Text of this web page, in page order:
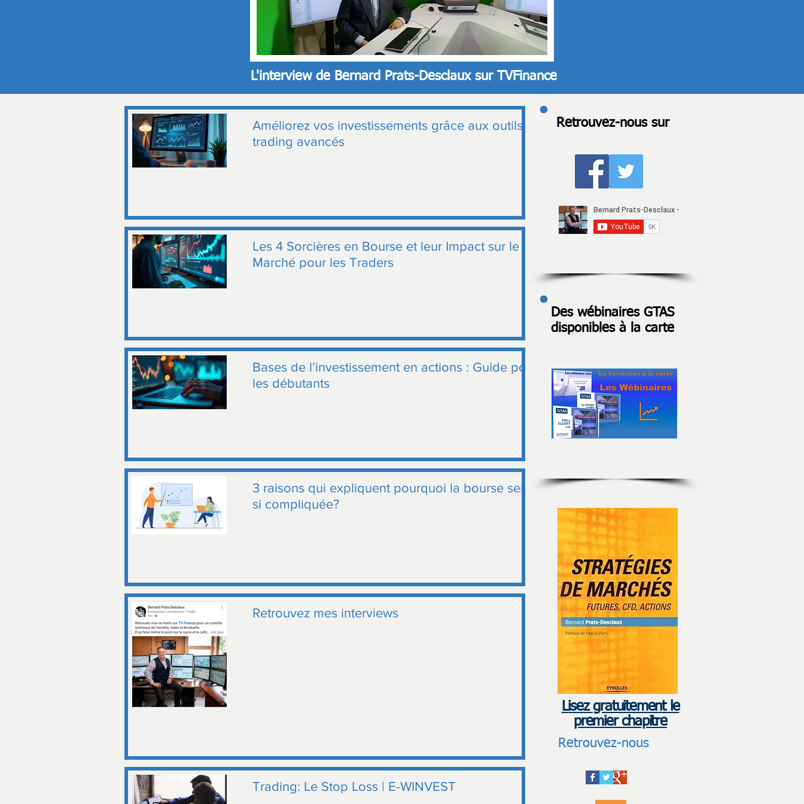
L'interview de Bernard Prats-Desclaux sur TVFinance
Améliorez vos investissements grâce aux outils de
trading avancés
Les 4 Sorcières en Bourse et leur Impact sur le
Marché pour les Traders
Bases de l’investissement en actions : Guide pour
les débutants
3 raisons qui expliquent pourquoi la bourse semble
si compliquée?
Retrouvez mes interviews
Trading: Le Stop Loss | E-WINVEST
Retrouvez-nous sur
Des wébinaires GTAS
disponibles à la carte
Lisez gratuitement le
premier chapitre
Retrouvez-nous